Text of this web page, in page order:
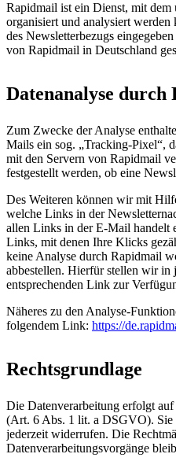
Rapidmail ist ein Dienst, mit dem
organisiert und analysiert
des Newsletterbezugs
von Rapidmail in Deutschland
Datenanalyse durch
Zum Zwecke der Analyse
Mails ein sog. „Tracking-Pixel“,
mit den Servern von Rapidmail
festgestellt werden, ob eine
Des Weiteren können wir mit
welche Links in der
allen Links in der E-Mail handelt
Links, mit denen Ihre Klicks
keine Analyse durch Rapidmail
abbestellen. Hierfür stellen wir in
entsprechenden Link zur
Näheres zu den Analyse-
folgendem Link: https://
Rechtsgrundlage
Die Datenverarbeitung erfolgt
(Art. 6 Abs. 1 lit. a DSGVO).
jederzeit widerrufen. Die
Datenverarbeitungsvorgänge